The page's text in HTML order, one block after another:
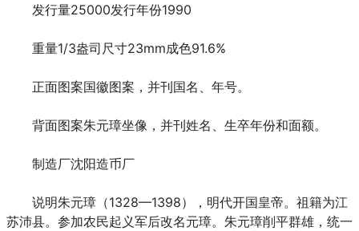
发行量25000发行年份1990
重量1/3盎司尺寸23mm成色91.6%
正面图案国徽图案，并刊国名、年号。
背面图案朱元璋坐像，并刊姓名、生卒年份和面额。
制造厂沈阳造币厂
说明朱元璋（1328—1398），明代开国皇帝。祖籍为江
苏沛县。参加农民起义军后改名元璋。朱元璋削平群雄，统一